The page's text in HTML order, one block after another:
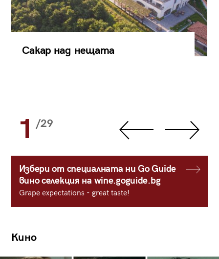
Сакар над нещата
1 /29
Избери от специалната ни Go Guide
вино селекция на wine.goguide.bg
Grape expectations - great taste!
Кино